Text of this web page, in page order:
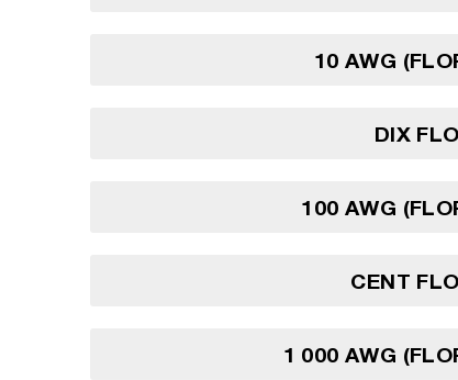
10 AWG
DIX
100 AWG
CENT
1 000 AWG